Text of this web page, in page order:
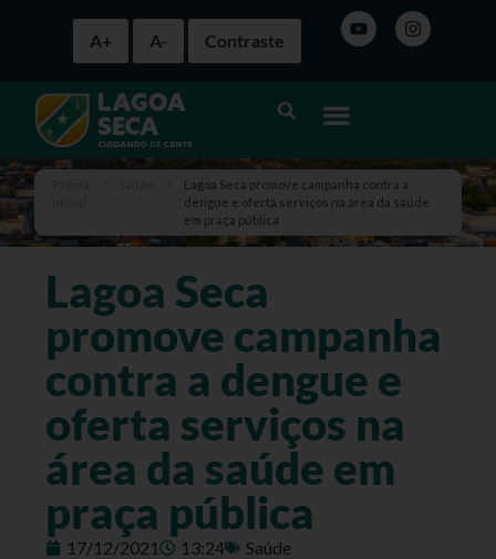
A+ A- Contraste
Lagoa Seca promove campanha contra a
dengue e oferta serviços na área da saúde
em praça pública
Lagoa Seca
promove campanha
contra a dengue e
oferta serviços na
área da saúde em
praça pública
17/12/2021 13:24 Saúde